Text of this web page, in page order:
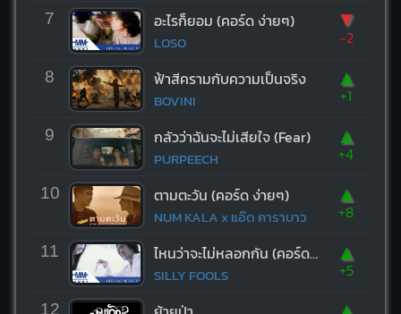
7 อะไรก็ยอม (คอร์ด ง่ายๆ)
LOSO
▼
-2
8 ฟ้าสีครามกับความเป็นจริง
BOVINI
▲
+1
9 กลัวว่าฉันจะไม่เสียใจ (Fear)
PURPEECH
▲
+4
10 ตามตะวัน (คอร์ด ง่ายๆ)
NUM KALA x แอ๊ด คาราบาว
▲
+8
11 ไหนว่าจะไม่หลอกกัน (คอร์ด ง่ายๆ)
SILLY FOOLS
▲
+5
12